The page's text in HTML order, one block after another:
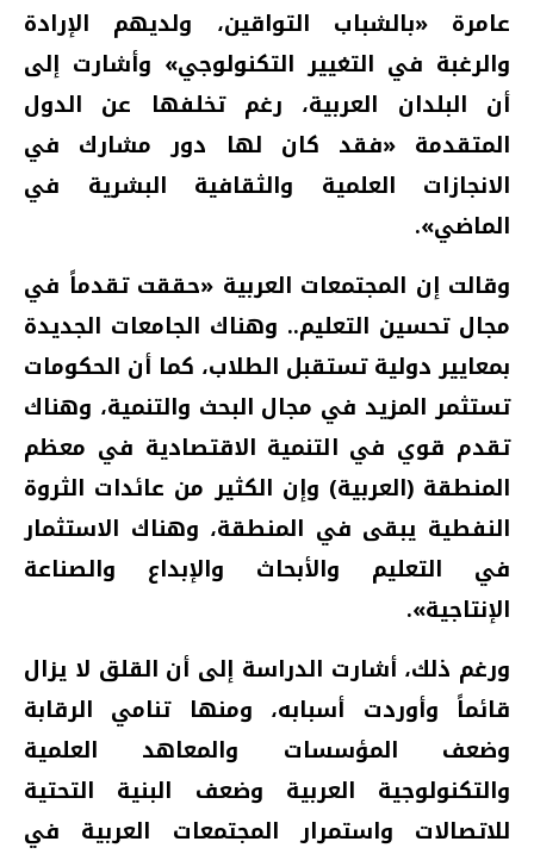
عامرة «بالشباب التواقين، ولديهم الإرادة
والرغبة في التغيير التكنولوجي» وأشارت إلى
أن البلدان العربية، رغم تخلفها عن الدول
المتقدمة «فقد كان لها دور مشارك في
الانجازات العلمية والثقافية البشرية في
الماضي».
وقالت إن المجتمعات العربية «حققت تقدماً في
مجال تحسين التعليم.. وهناك الجامعات الجديدة
بمعايير دولية تستقبل الطلاب، كما أن الحكومات
تستثمر المزيد في مجال البحث والتنمية، وهناك
تقدم قوي في التنمية الاقتصادية في معظم
المنطقة (العربية) وإن الكثير من عائدات الثروة
النفطية يبقى في المنطقة، وهناك الاستثمار
في التعليم والأبحاث والإبداع والصناعة
الإنتاجية».
ورغم ذلك، أشارت الدراسة إلى أن القلق لا يزال
قائماً وأوردت أسبابه، ومنها تنامي الرقابة
وضعف المؤسسات والمعاهد العلمية
والتكنولوجية العربية وضعف البنية التحتية
للاتصالات واستمرار المجتمعات العربية في